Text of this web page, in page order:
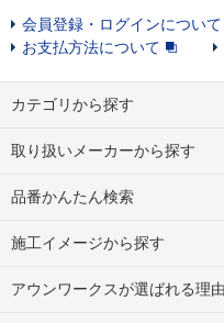
会員登録・ログインについて
お支払方法について
カテゴリから探す
取り扱いメーカーから探す
品番かんたん検索
施工イメージから探す
アウンワークスが選ばれる理由